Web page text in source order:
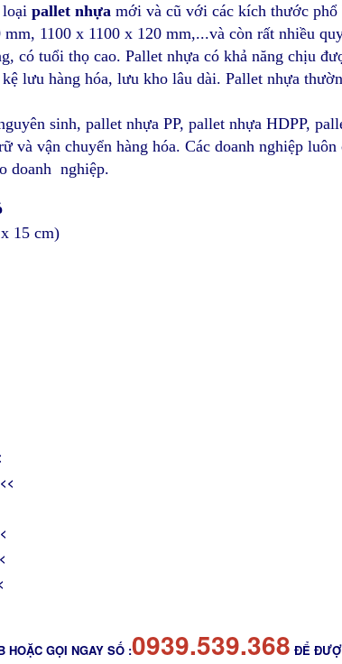
pallet nhựa mới và cũ với các kích thước phổ
1100 x 1100 x 120 mm,...và còn rất nhiều
có tuổi thọ cao. Pallet nhựa có khả năng chịu
lưu hàng hóa, lưu kho lâu dài. Pallet nhựa
sinh, pallet nhựa PP, pallet nhựa HDPP,
vận chuyển hàng hóa. Các doanh nghiệp
doanh nghiệp.
15 cm)
HOẶC GỌI NGAY SỐ :0939.539.368 ĐỂ